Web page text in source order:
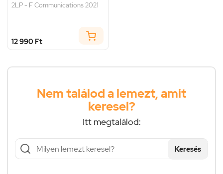
2LP - F Communications 2021
12 990 Ft
Nem találod a lemezt, amit
keresel?
Itt megtalálod:
Keresés